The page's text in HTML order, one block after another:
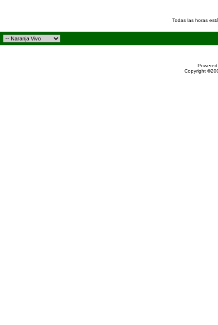
Todas las horas
Copyright